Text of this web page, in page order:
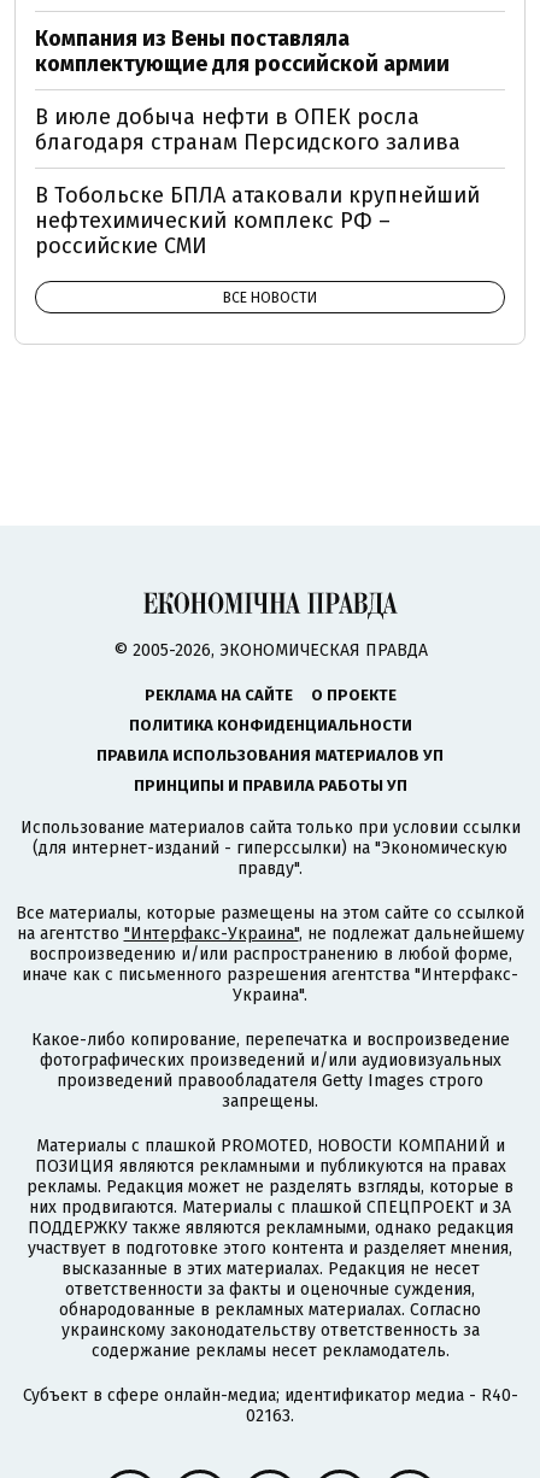
Компания из Вены поставляла
комплектующие для российской армии
В июле добыча нефти в ОПЕК росла
благодаря странам Персидского залива
В Тобольске БПЛА атаковали крупнейший
нефтехимический комплекс РФ –
российские СМИ
ВСЕ НОВОСТИ
© 2005-2026, ЭКОНОМИЧЕСКАЯ ПРАВДА
РЕКЛАМА НА САЙТЕ
О ПРОЕКТЕ
ПОЛИТИКА КОНФИДЕНЦИАЛЬНОСТИ
ПРАВИЛА ИСПОЛЬЗОВАНИЯ МАТЕРИАЛОВ УП
ПРИНЦИПЫ И ПРАВИЛА РАБОТЫ УП
Использование материалов сайта только при условии ссылки
(для интернет-изданий - гиперссылки) на "Экономическую
правду".
Все материалы, которые размещены на этом сайте со ссылкой
на агентство "Интерфакс-Украина", не подлежат дальнейшему
воспроизведению и/или распространению в любой форме,
иначе как с письменного разрешения агентства "Интерфакс-
Украина".
Какое-либо копирование, перепечатка и воспроизведение
фотографических произведений и/или аудиовизуальных
произведений правообладателя Getty Images строго
запрещены.
Материалы с плашкой PROMOTED, НОВОСТИ КОМПАНИЙ и
ПОЗИЦИЯ являются рекламными и публикуются на правах
рекламы. Редакция может не разделять взгляды, которые в
них продвигаются. Материалы с плашкой СПЕЦПРОЕКТ и ЗА
ПОДДЕРЖКУ также являются рекламными, однако редакция
участвует в подготовке этого контента и разделяет мнения,
высказанные в этих материалах. Редакция не несет
ответственности за факты и оценочные суждения,
обнародованные в рекламных материалах. Согласно
украинскому законодательству ответственность за
содержание рекламы несет рекламодатель.
Субъект в сфере онлайн-медиа; идентификатор медиа - R40-
02163.